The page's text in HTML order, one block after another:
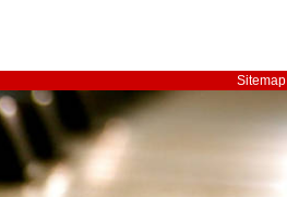
Sitemap